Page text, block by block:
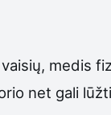
medis
net gali